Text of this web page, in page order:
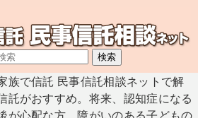
族で信託 民事信託相談ネットで解
託がおすすめ。将来、認知症になる
が心配な方。障がいのある子どもの